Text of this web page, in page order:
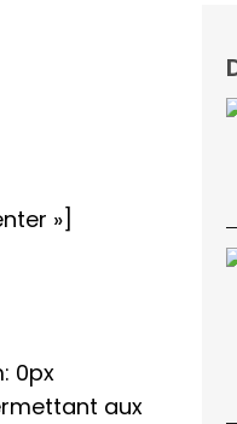
»]
0px
aux